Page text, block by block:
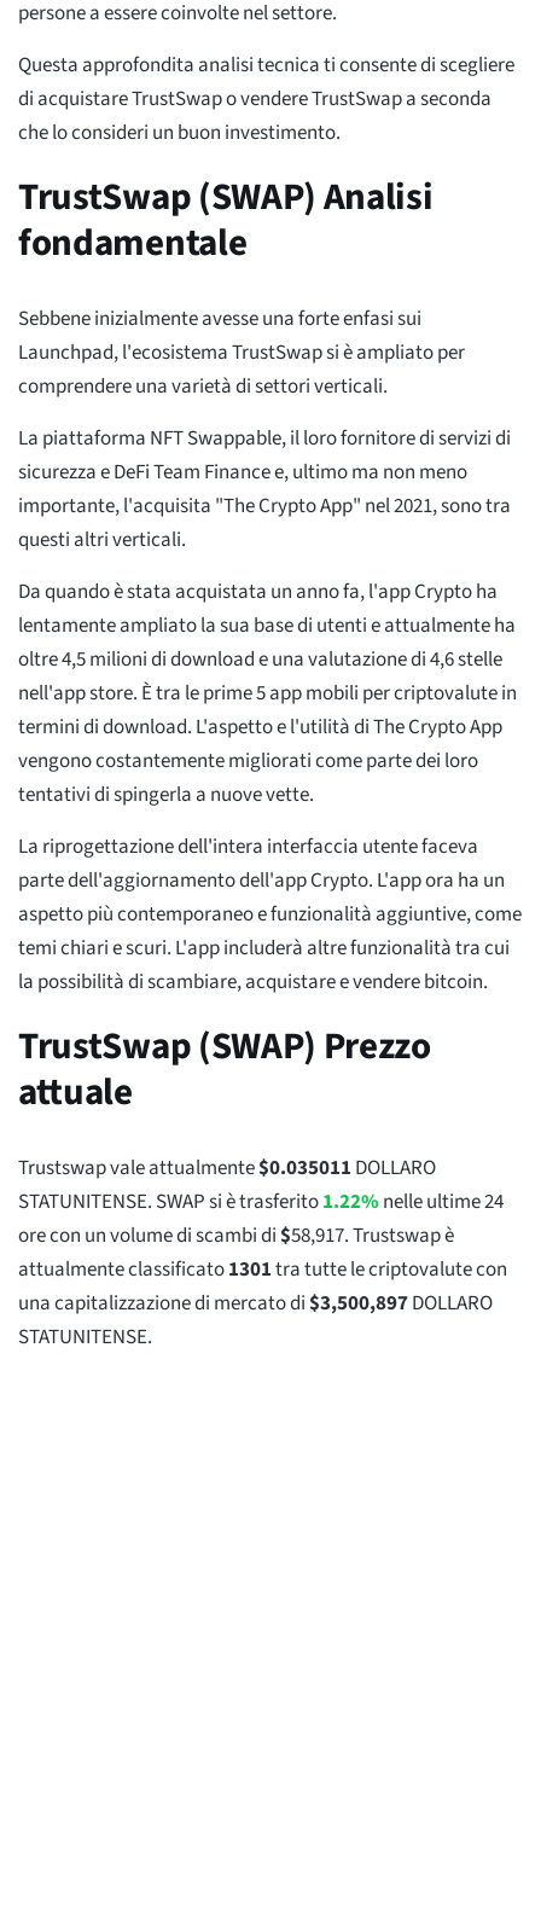
persone a essere coinvolte nel settore.
Questa approfondita analisi tecnica ti consente di scegliere
di acquistare TrustSwap o vendere TrustSwap a seconda
che lo consideri un buon investimento.
TrustSwap (SWAP) Analisi
fondamentale
Sebbene inizialmente avesse una forte enfasi sui
Launchpad, l'ecosistema TrustSwap si è ampliato per
comprendere una varietà di settori verticali.
La piattaforma NFT Swappable, il loro fornitore di servizi di
sicurezza e DeFi Team Finance e, ultimo ma non meno
importante, l'acquisita "The Crypto App" nel 2021, sono tra
questi altri verticali.
Da quando è stata acquistata un anno fa, l'app Crypto ha
lentamente ampliato la sua base di utenti e attualmente ha
oltre 4,5 milioni di download e una valutazione di 4,6 stelle
nell'app store. È tra le prime 5 app mobili per criptovalute in
termini di download. L'aspetto e l'utilità di The Crypto App
vengono costantemente migliorati come parte dei loro
tentativi di spingerla a nuove vette.
La riprogettazione dell'intera interfaccia utente faceva
parte dell'aggiornamento dell'app Crypto. L'app ora ha un
aspetto più contemporaneo e funzionalità aggiuntive, come
temi chiari e scuri. L'app includerà altre funzionalità tra cui
la possibilità di scambiare, acquistare e vendere bitcoin.
TrustSwap (SWAP) Prezzo
attuale
Trustswap vale attualmente$0.035011 DOLLARO
STATUNITENSE. SWAP si è trasferito1.22%nelle ultime 24
ore con un volume di scambi di$58,917. Trustswap è
attualmente classificato1301tra tutte le criptovalute con
una capitalizzazione di mercato di$3,500,897DOLLARO
STATUNITENSE.